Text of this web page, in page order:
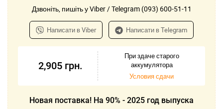
Дзвоніть, пишіть у Viber / Telegram (093) 600-51-11
Написати в Viber Написати в Telegram
2,905 грн.
При здаче старого
аккумулятора
Условия сдачи
Новая поставка! На 90% - 2025 год выпуска